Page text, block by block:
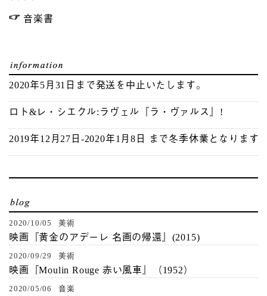
音楽書
2020年5月31日まで発送を中止いたします。
ロト&レ・シエクル:ラヴェル『ラ・ヴァルス』!
2019年12月27日-2020年1月8日 まで冬季休業となります
2020/10/05 美術
映画『黄金のアデーレ 名画の帰還』(2015)
2020/09/29 美術
映画『Moulin Rouge 赤い風車』（1952）
2020/05/06 音楽